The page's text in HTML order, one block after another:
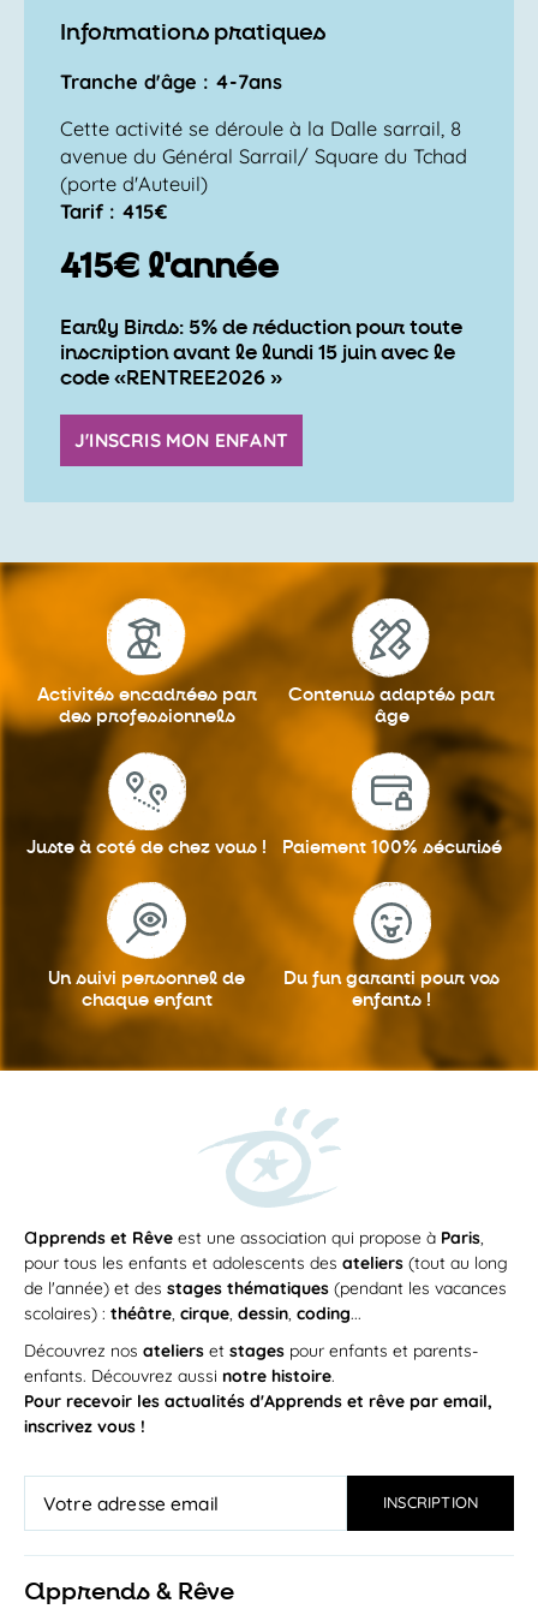
Informations pratiques
Tranche d'âge : 4-7ans
Cette activité se déroule à la Dalle sarrail, 8
avenue du Général Sarrail/ Square du Tchad
(porte d'Auteuil)
Tarif : 415€
415€ l'année
Early Birds: 5% de réduction pour toute
inscription avant le lundi 15 juin avec le
code «RENTREE2026 »
J'INSCRIS MON ENFANT
Activités encadrées par
des professionnels
Contenus adaptés par
âge
Juste à coté de chez vous ! Paiement 100% sécurisé
Un suivi personnel de
chaque enfant
Du fun garanti pour vos
enfants !
apprends et Rêve est une association qui propose à Paris,
pour tous les enfants et adolescents des ateliers (tout au long
de l'année) et des stages thématiques (pendant les vacances
scolaires) : théâtre, cirque, dessin, coding...
Découvrez nos ateliers et stages pour enfants et parents-
enfants. Découvrez aussi notre histoire.
Pour recevoir les actualités d'Apprends et rêve par email,
inscrivez vous !
apprends & Rêve